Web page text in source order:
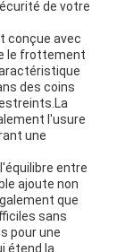
de votre
conçue avec
le frottement
des coins
l'usure
une
entre
ajoute non
que
sans
pour une
étend la